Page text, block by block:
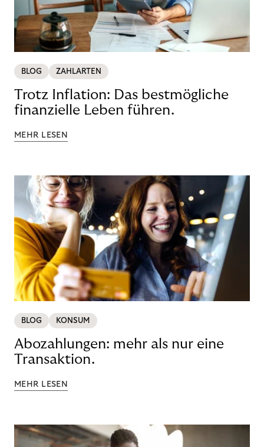
BLOG ZAHLARTEN
Trotz Inflation: Das bestmögliche
finanzielle Leben führen.
MEHR LESEN
BLOG KONSUM
Abozahlungen: mehr als nur eine
Transaktion.
MEHR LESEN